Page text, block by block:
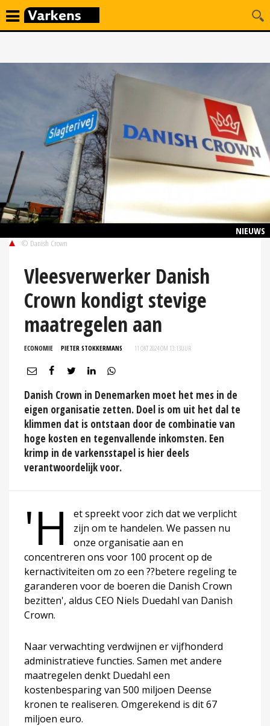
NIEUWS
© Danish Crown
Vleesverwerker Danish
Crown kondigt stevige
maatregelen aan
ECONOMIE PIETER STOKKERMANS 11 OKT 2024 OM 13:13UUR
Danish Crown in Denemarken moet het mes in de
eigen organisatie zetten. Doel is om uit het dal te
klimmen dat is ontstaan door de combinatie van
hoge kosten en tegenvallende inkomsten. Een
krimp in de varkensstapel is hier deels
verantwoordelijk voor.
'H
et spreekt voor zich dat we verplicht
zijn om te handelen. We passen nu
onze organisatie aan en
concentreren ons voor 100 procent op de
kernactiviteiten om zo een ??betere regeling te
garanderen voor de boeren die Danish Crown
bezitten', aldus CEO Niels Duedahl van Danish
Crown.
Naar verwachting verdwijnen er vijfhonderd
administratieve functies. Samen met andere
maatregelen denkt Duedahl een
kostenbesparing van 500 miljoen Deense
kronen te realiseren. Omgerekend is dit 67
miljoen euro.